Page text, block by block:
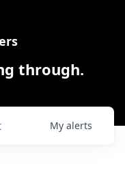
through.
My alerts